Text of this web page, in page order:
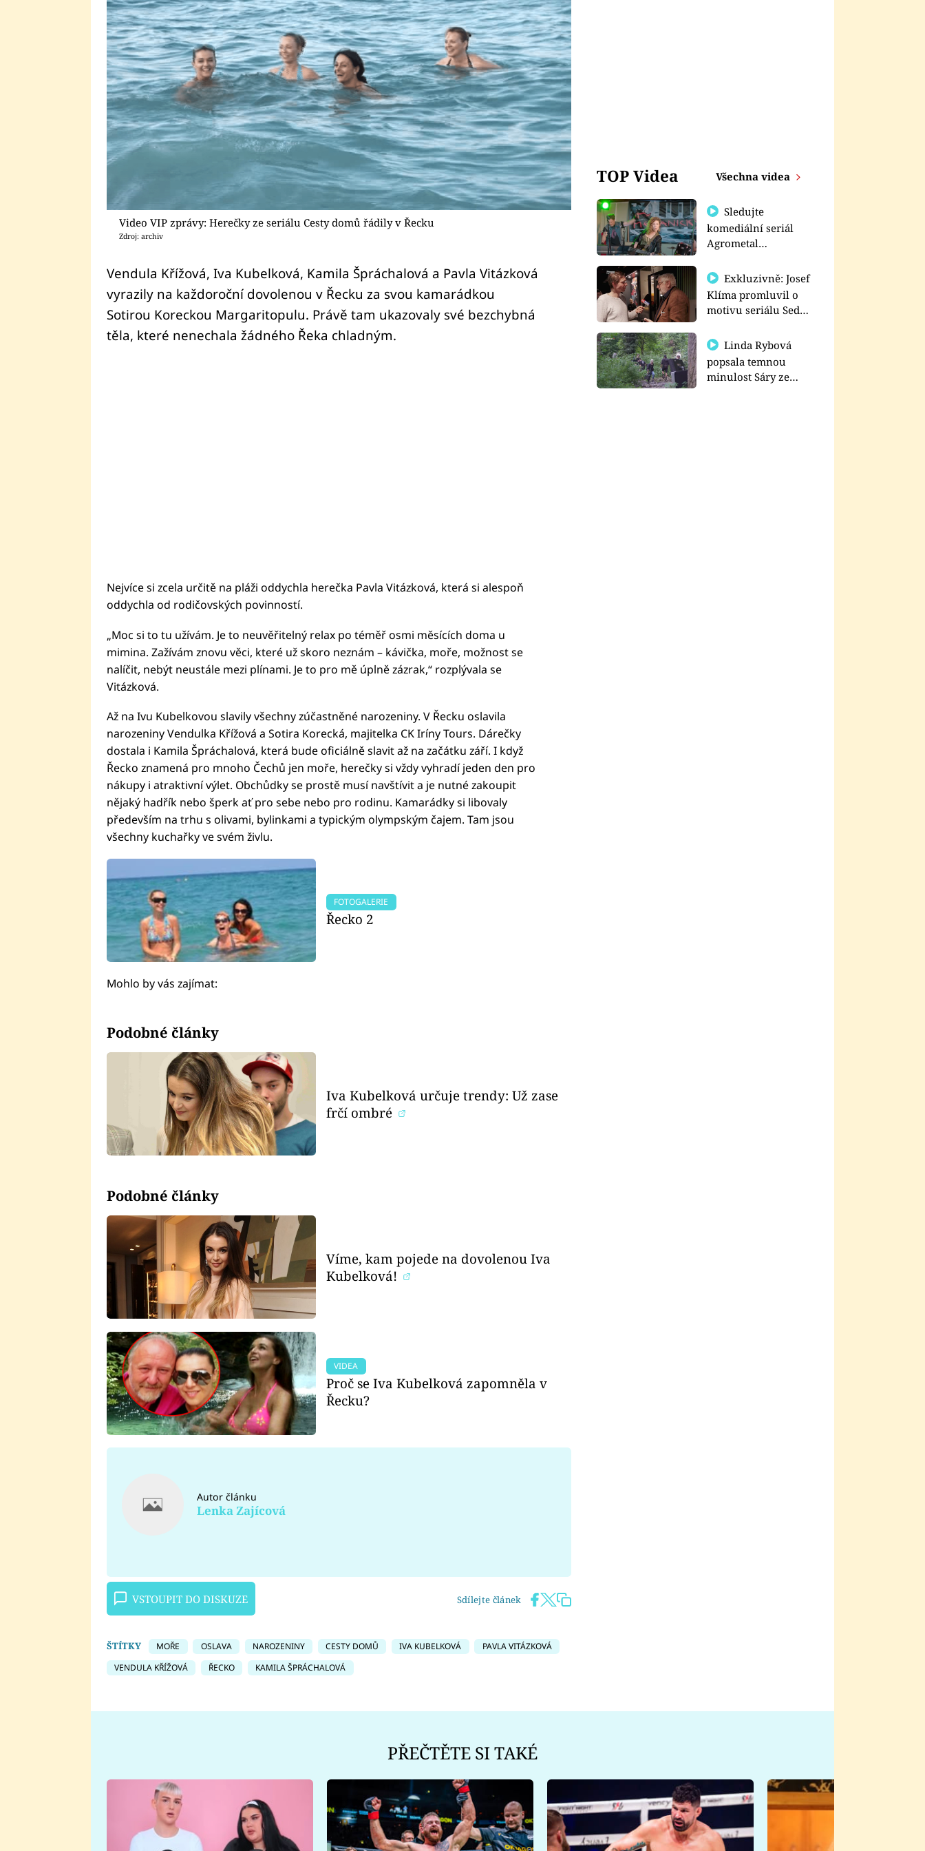
Video VIP zprávy: Herečky ze seriálu Cesty domů řádily v Řecku
Zdroj: archiv
Vendula Křížová, Iva Kubelková, Kamila Špráchalová a Pavla Vitázková
vyrazily na každoroční dovolenou v Řecku za svou kamarádkou
Sotirou Koreckou Margaritopulu. Právě tam ukazovaly své bezchybná
těla, které nenechala žádného Řeka chladným.
Nejvíce si zcela určitě na pláži oddychla herečka Pavla Vitázková, která si alespoň
oddychla od rodičovských povinností.
„Moc si to tu užívám. Je to neuvěřitelný relax po téměř osmi měsících doma u
mimina. Zažívám znovu věci, které už skoro neznám – kávička, moře, možnost se
nalíčit, nebýt neustále mezi plínami. Je to pro mě úplně zázrak,“ rozplývala se
Vitázková.
Až na Ivu Kubelkovou slavily všechny zúčastněné narozeniny. V Řecku oslavila
narozeniny Vendulka Křížová a Sotira Korecká, majitelka CK Iríny Tours. Dárečky
dostala i Kamila Špráchalová, která bude oficiálně slavit až na začátku září. I když
Řecko znamená pro mnoho Čechů jen moře, herečky si vždy vyhradí jeden den pro
nákupy i atraktivní výlet. Obchůdky se prostě musí navštívit a je nutné zakoupit
nějaký hadřík nebo šperk ať pro sebe nebo pro rodinu. Kamarádky si libovaly
především na trhu s olivami, bylinkami a typickým olympským čajem. Tam jsou
všechny kuchařky ve svém živlu.
FOTOGALERIE
Řecko 2
Mohlo by vás zajímat:
Podobné články
Iva Kubelková určuje trendy: Už zase
frčí ombré
Podobné články
Víme, kam pojede na dovolenou Iva
Kubelková!
VIDEA
Proč se Iva Kubelková zapomněla v
Řecku?
Autor článku
Lenka Zajícová
VSTOUPIT DO DISKUZE Sdílejte článek
ŠTÍTKY MOŘE OSLAVA NAROZENINY CESTY DOMŮ IVA KUBELKOVÁ
PAVLA VITÁZKOVÁ
VENDULA KŘÍŽOVÁ
ŘECKO KAMILA ŠPRÁCHALOVÁ
TOP Videa Všechna videa
Sledujte
komediální seriál
Agrometal
prima+
Exkluzivně: Josef
Klíma promluvil o
motivu seriálu Sedm
Linda Rybová
popsala temnou
minulost Sáry ze
PŘEČTĚTE SI TAKÉ